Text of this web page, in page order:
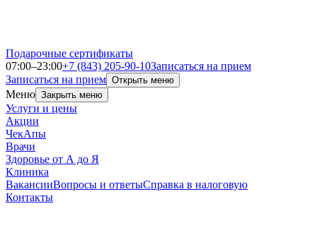
Подарочные сертификаты
07:00–23:00+7 (843) 205-90-10Записаться на прием
Записаться на прием Открыть меню
Меню Закрыть меню
Услуги и цены
Акции
ЧекАпы
Врачи
Здоровье от А до Я
Клиника
ВакансииВопросы и ответыСправка в налоговую
Контакты